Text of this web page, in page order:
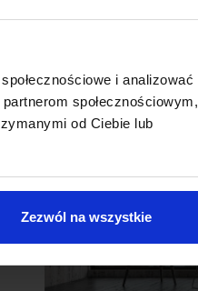
i analizować
społecznościowym,
od Ciebie lub
Zezwól na wszystkie